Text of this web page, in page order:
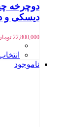
دیسکی و
22,800,000
ناموجود